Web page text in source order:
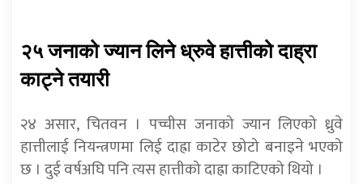
२५ जनाको ज्यान लिने ध्रुवे हात्तीको दाह्रा
काट्ने तयारी
२४ असार, चितवन । पच्चीस जनाको ज्यान लिएको ध्रुवे
हात्तीलाई नियन्त्रणमा लिई दाह्रा काटेर छोटो बनाइने भएको
छ । दुई वर्षअघि पनि त्यस हात्तीको दाह्रा काटिएको थियो ।